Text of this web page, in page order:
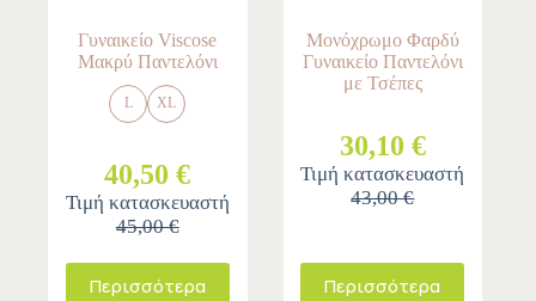
Γυναικείο Viscose
Μακρύ Παντελόνι
L XL
40,50 €
Τιμή κατασκευαστή
45,00 €
Περισσότερα
Μονόχρωμο Φαρδύ
Γυναικείο Παντελόνι
με Τσέπες
30,10 €
Τιμή κατασκευαστή
43,00 €
Περισσότερα